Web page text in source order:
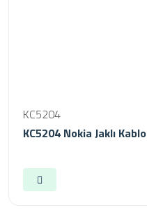
KC5204
KC5204 Nokia Jaklı Kablo